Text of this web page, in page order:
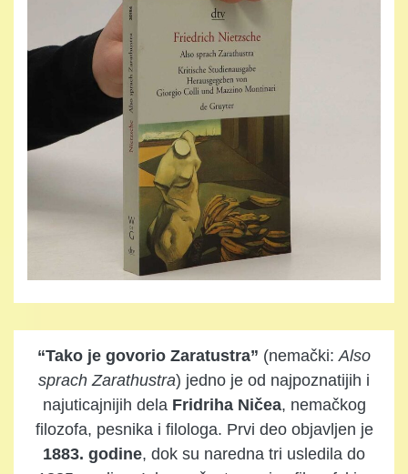
“Tako je govorio Zaratustra” (nemački:Also
sprach Zarathustra) jedno je od najpoznatijih i
najuticajnijih dela Fridriha Ničea, nemačkog
filozofa, pesnika i filologa. Prvi deo objavljen je
1883. godine, dok su naredna tri usledila do